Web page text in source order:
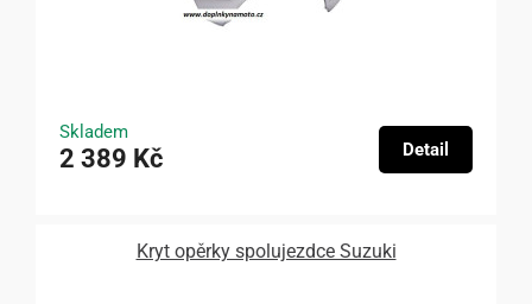
Skladem
2 389 Kč Detail
Kryt opěrky spolujezdce Suzuki